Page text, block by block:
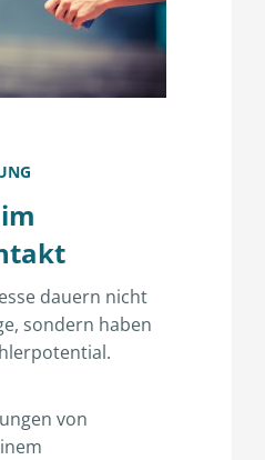
dauern nicht
sondern haben
von